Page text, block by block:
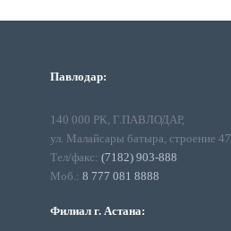
Павлодар:
140 000 РК, Г.ПАВЛОДАР,
ул. Малайсары батыра, строение 47
Тел/факс: (7182) 903-888
Моб.: 8 777 081 8888
Филиал г. Астана: